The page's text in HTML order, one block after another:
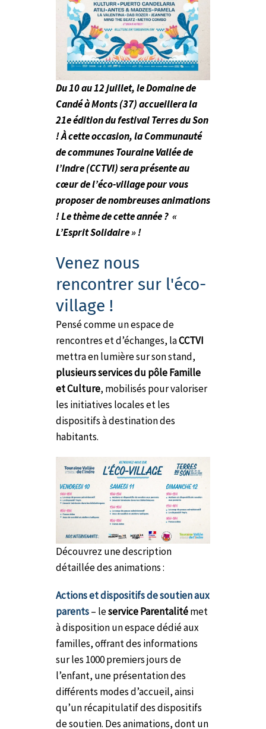
Du 10 au 12 juillet, le Domaine de
Candé à Monts (37) accueillera la
21e édition du festival Terres du Son
! À cette occasion, la Communauté
de communes Touraine Vallée de
l’Indre (CCTVI) sera présente au
cœur de l’éco-village pour vous
proposer de nombreuses animations
! Le thème de cette année ? «
L’Esprit Solidaire » !
Venez nous
rencontrer sur l'éco-
village !
Pensé comme un espace de
rencontres et d’échanges, laCCTVI
mettra en lumière sur son stand,
plusieurs services du pôle Famille
et Culture, mobilisés pour valoriser
les initiatives locales et les
dispositifs à destination des
habitants.
Découvrez une description
détaillée des animations :
Actions et dispositifs de soutien aux
parents– leservice Parentalitémet
à disposition un espace dédié aux
familles, offrant des informations
sur les 1000 premiers jours de
l’enfant, une présentation des
différents modes d’accueil, ainsi
qu’un récapitulatif des dispositifs
de soutien. Des animations, dont un